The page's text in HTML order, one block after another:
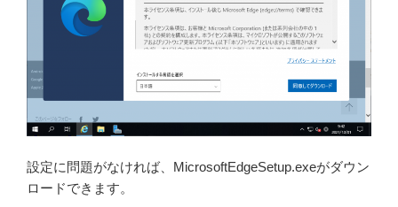
設定に問題がなければ、MicrosoftEdgeSetup.exeがダウン
ロードできます。